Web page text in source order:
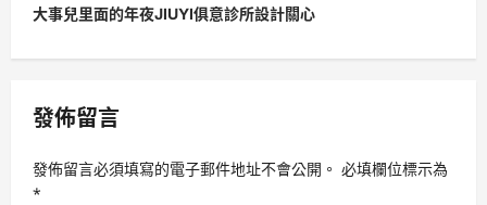
n
a
i
a
大事兒里面的年夜JIUYI俱意診所設計關心
發佈留言
發佈留言必須填寫的電子郵件地址不會公開。 必填欄位標示為
*